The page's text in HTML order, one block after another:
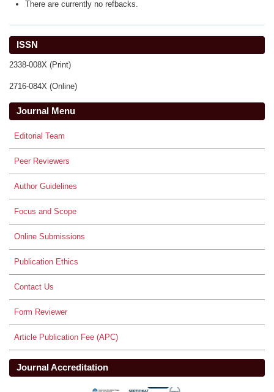
ISSN
2338-008X (Print)
2716-084X (Online)
Journal Menu
Editorial Team
Peer Reviewers
Author Guidelines
Focus and Scope
Online Submissions
Publication Ethics
Contact Us
Form Reviewer
Article Publication Fee (APC)
Journal Accreditation
There are currently no refbacks.